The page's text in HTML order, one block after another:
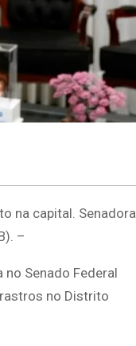
na capital. Senadora
–
Senado Federal
no Distrito